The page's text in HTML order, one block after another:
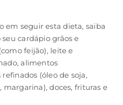
em seguir esta dieta, saiba
cardápio grãos e
feijão), leite e
alimentos
(óleo de soja,
margarina), doces, frituras e